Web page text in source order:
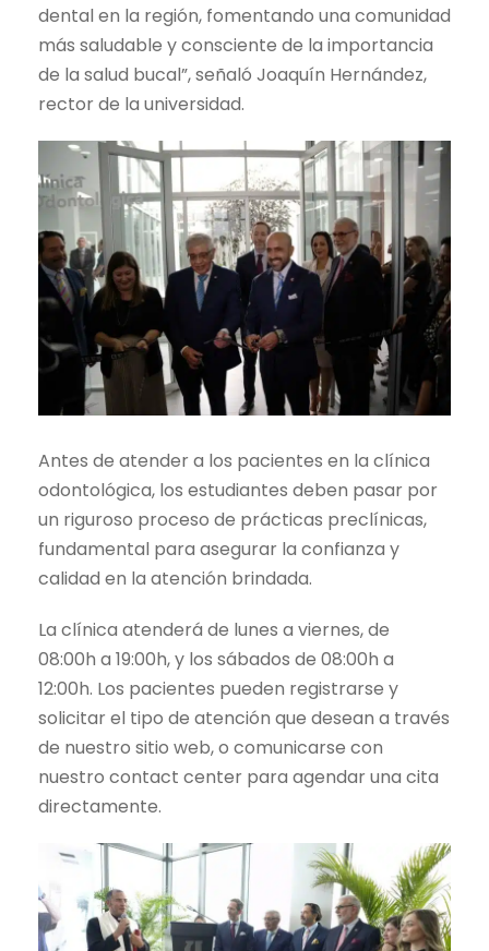
dental en la región, fomentando una comunidad
más saludable y consciente de la importancia
de la salud bucal”, señaló Joaquín Hernández,
rector de la universidad.
Antes de atender a los pacientes en la clínica
odontológica, los estudiantes deben pasar por
un riguroso proceso de prácticas preclínicas,
fundamental para asegurar la confianza y
calidad en la atención brindada.
La clínica atenderá de lunes a viernes, de
08:00h a 19:00h, y los sábados de 08:00h a
12:00h. Los pacientes pueden registrarse y
solicitar el tipo de atención que desean a través
de nuestro sitio web, o comunicarse con
nuestro contact center para agendar una cita
directamente.